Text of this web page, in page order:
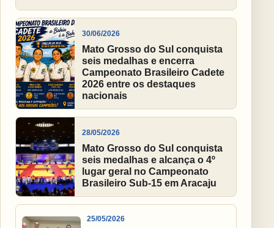
30/06/2026
Mato Grosso do Sul conquista
seis medalhas e encerra
Campeonato Brasileiro Cadete
2026 entre os destaques
nacionais
28/05/2026
Mato Grosso do Sul conquista
seis medalhas e alcança o 4º
lugar geral no Campeonato
Brasileiro Sub-15 em Aracaju
25/05/2026